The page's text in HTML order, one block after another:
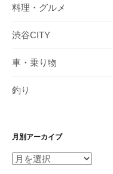
料理・グルメ
渋谷CITY
車・乗り物
釣り
月別アーカイブ
月